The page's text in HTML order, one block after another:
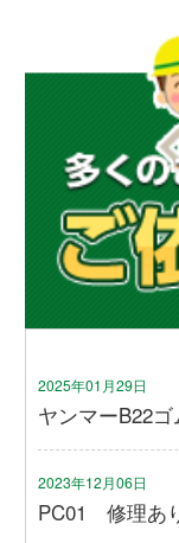
2025年01月29日
ヤンマーB22
2023年12月06日
PC01 修理あ